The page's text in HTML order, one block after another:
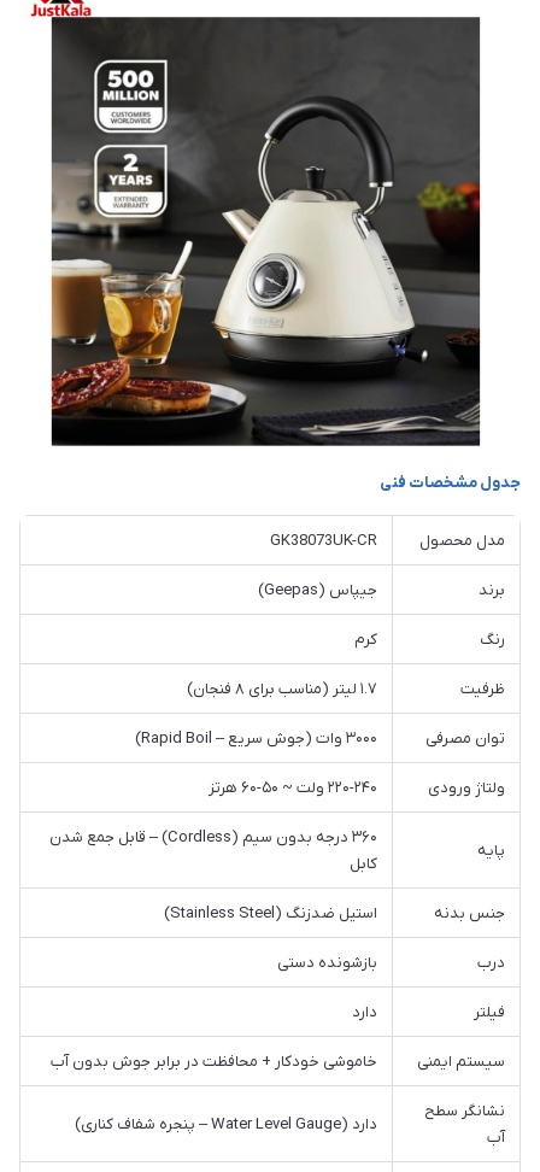
جدول مشخصات فنی
مدل محصول GK38073UK-CR
برند جیپاس (Geepas)
رنگ کرم
ظرفیت ۱.۷ لیتر (مناسب برای ۸ فنجان)
توان مصرفی ۳۰۰۰ وات (جوش سریع – Rapid Boil)
ولتاژ ورودی ۲۲۰-۲۴۰ ولت ~ ۵۰-۶۰ هرتز
پایه
۳۶۰ درجه بدون سیم (Cordless) – قابل جمع شدن
کابل
جنس بدنه استیل ضدزنگ (Stainless Steel)
درب بازشونده دستی
فیلتر دارد
سیستم ایمنی خاموشی خودکار + محافظت در برابر جوش بدون آب
نشانگر سطح
آب
دارد (Water Level Gauge – پنجره شفاف کناری)